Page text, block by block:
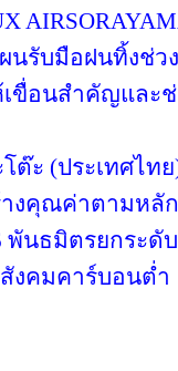
นรับมือฝนทิ้งช่ว
ขื่อนสำคัญและ
ต๊ะ (ประเทศไท
างคุณค่าตามหลั
นธมิตรยกระดับ
งคมคาร์บอนต่ำ